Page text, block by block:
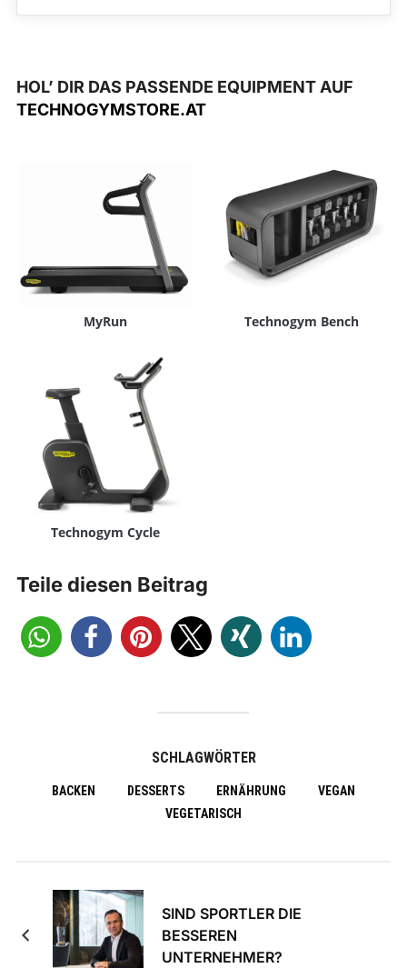
HOL’ DIR DAS PASSENDE EQUIPMENT AUF
TECHNOGYMSTORE.AT
MyRun Technogym Bench
Technogym Cycle
Teile diesen Beitrag
SCHLAGWÖRTER
BACKEN DESSERTS ERNÄHRUNG
VEGAN
VEGETARISCH
SIND SPORTLER DIE
BESSEREN
UNTERNEHMER?